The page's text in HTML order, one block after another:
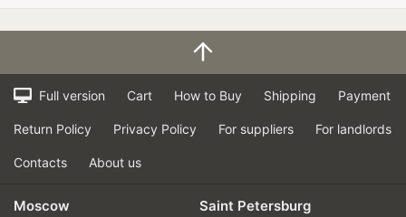
Full version Cart How to Buy Shipping Payment
Return Policy Privacy Policy For suppliers For landlords
Contacts About us
Moscow
Saint Petersburg